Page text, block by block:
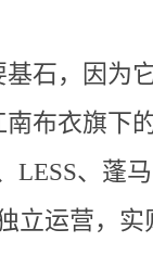
石，因为
布衣旗下
LESS、蓬
立运营，实